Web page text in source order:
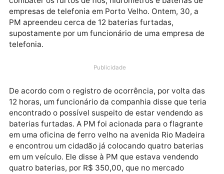
A operação “Fio Desencapado”, do governo do
coordenada pela Polícia Militar de Rondônia, lançada
no dia 27 de março de 2023, tem como objetivo
combater os furtos de fios, hidrômetros e baterias
PM apreendeu cerca de 12 baterias furtadas,
telefonia.
Publicidade
De acordo com o registro de ocorrência, por volta
12 horas, um funcionário da companhia disse que
encontrado o possível suspeito de estar vendendo